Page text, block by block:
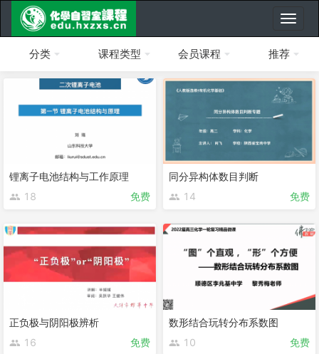
分类 课程类型 会员课程 推荐
锂离子电池结构与工作原理
18
免费
同分异构体数目判断
14
免费
正负极与阴阳极辨析
16
免费
数形结合玩转分布系数图
10
免费